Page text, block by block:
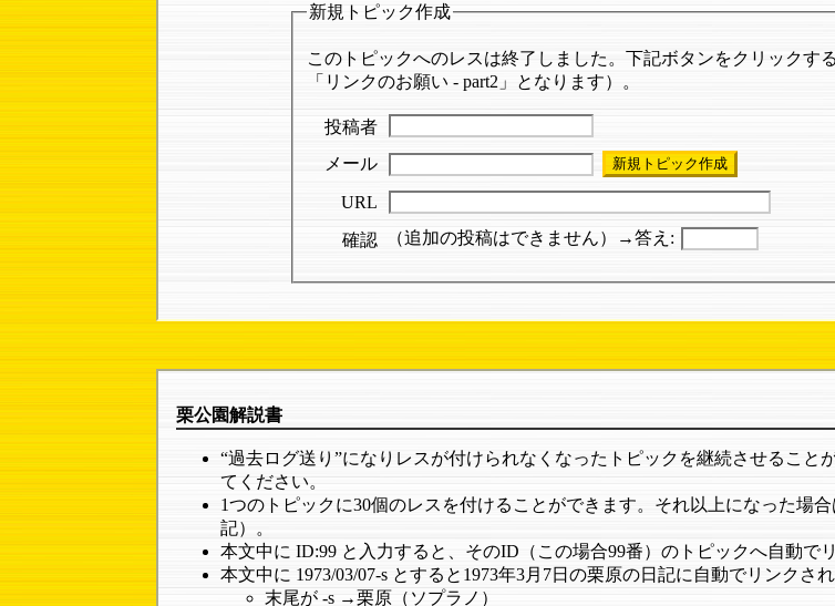
新規トピック作成
このトピックへのレスは終了しました。下記ボタンをクリックす
「リンクのお願い - part2」となります）。
投稿者
メール
URL
確認
（追加の投稿はできません）→答え:
栗公園解説書
“過去ログ送り”になりレスが付けられなくなったトピックを継続させるこ
てください。
1つのトピックに30個のレスを付けることができます。それ以上になった場
記）。
本文中に ID:99 と入力すると、そのID（この場合99番）のトピックへ自動で
本文中に 1973/03/07-s とすると1973年3月7日の栗原の日記に自動でリンクさ
末尾が -s →栗原（ソプラノ）